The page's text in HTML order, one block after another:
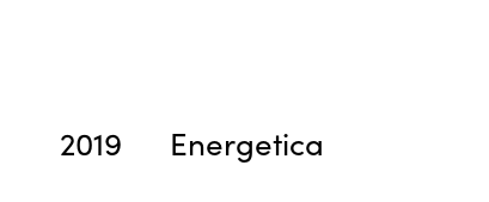
2019 Energetica